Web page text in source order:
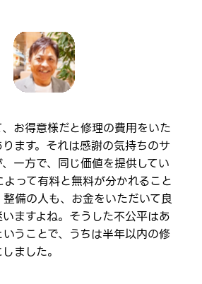
お得意様だと修理の費用をいた
ます。それは感謝の気持ちのサ
一方で、同じ価値を提供してい
って有料と無料が分かれること
備の人も、お金をいただいて良
ますよね。そうした不公平はあ
うことで、うちは半年以内の修
ました。